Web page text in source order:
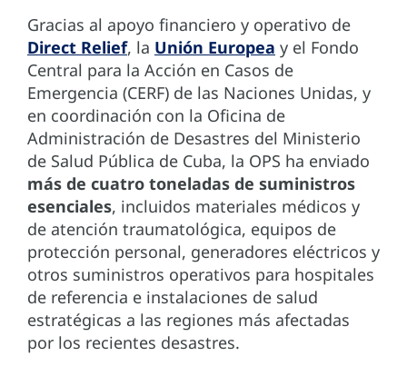
Gracias al apoyo financiero y operativo de
Direct Relief, la Unión Europea y el Fondo
Central para la Acción en Casos de
Emergencia (CERF) de las Naciones Unidas, y
en coordinación con la Oficina de
Administración de Desastres del Ministerio
de Salud Pública de Cuba, la OPS ha enviado
más de cuatro toneladas de suministros
esenciales, incluidos materiales médicos y
de atención traumatológica, equipos de
protección personal, generadores eléctricos y
otros suministros operativos para hospitales
de referencia e instalaciones de salud
estratégicas a las regiones más afectadas
por los recientes desastres.